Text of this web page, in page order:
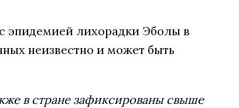
эпидемией лихорадки Эболы в
неизвестно и может быть
в стране зафиксированы свыше